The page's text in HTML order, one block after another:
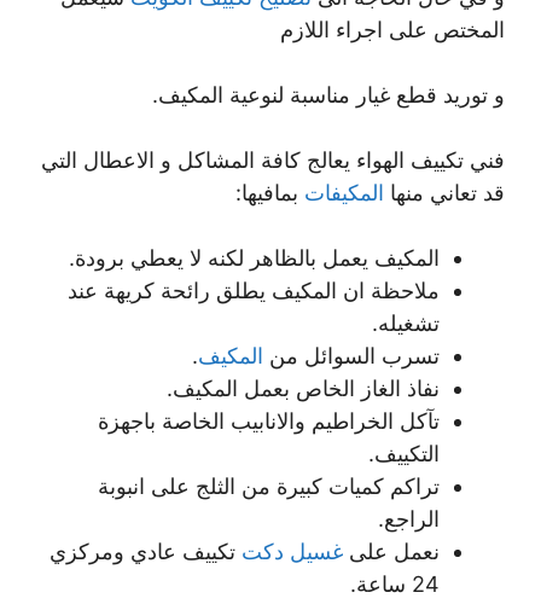
المختص على اجراء اللازم
و توريد قطع غيار مناسبة لنوعية المكيف.
فني تكييف الهواء يعالج كافة المشاكل و الاعطال التي
قد تعاني منها المكيفات بمافيها:
المكيف يعمل بالظاهر لكنه لا يعطي برودة.
ملاحظة ان المكيف يطلق رائحة كريهة عند
تشغيله.
تسرب السوائل من المكيف.
نفاذ الغاز الخاص بعمل المكيف.
تآكل الخراطيم والانابيب الخاصة باجهزة
التكييف.
تراكم كميات كبيرة من الثلج على انبوبة
الراجع.
نعمل على غسيل دكت تكييف عادي ومركزي
24 ساعة.